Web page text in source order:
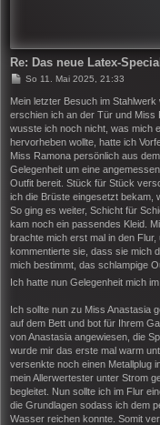
Re: Das neue Latex-
B
i
r
a
g
So 11. Mai 2025, 21:33
Mein letzter Besuch im
erschien ich an der Tür und Miss
wusste ich noch nicht, was mich
hervorheben wollte, hatte ich
Miss Ramona persönlich aus
Gelegenheit um eine
Outfit bereit. Stück für Stück
ich die Brüste eingesetzt bekam,
So ging es weiter, Schicht für
kam noch ein passendes Kleid.
brachte mich erst mal in den
kommentierte sie, dass sie mich
mich bestimmt, das schlampige
Ich hatte nun Gelegenheit mich
Ich sollte nun zu Miss Anastasia
auf dem Bett und bot für Ihrem
von Anastasia angewiesen, die
wurde mir das erste mal warm
versenkte noch einen Metallplug
mein Allerwertester unter Strom
begleitet. Nun sollte ich im Flur
die Grundlagen sodass ich dem
Wasser reichen konnte. Somit